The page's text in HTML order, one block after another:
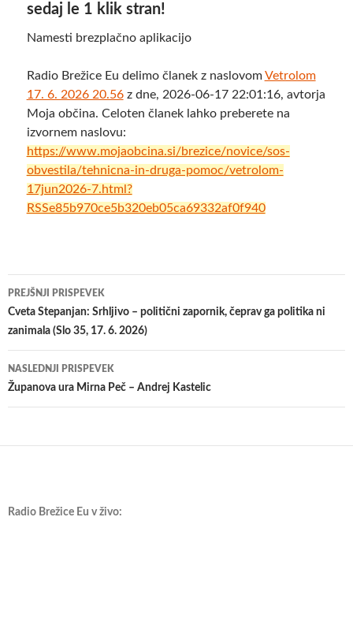
sedaj le 1 klik stran!
Namesti brezplačno aplikacijo
Radio Brežice Eu delimo članek z naslovomVetrolom
17. 6. 2026 20.56z dne, 2026-06-17 22:01:16, avtorja
Moja občina. Celoten članek lahko preberete na
izvornem naslovu:
https://www.mojaobcina.si/brezice/novice/sos-
obvestila/tehnicna-in-druga-pomoc/vetrolom-
17jun2026-7.html?
RSSe85b970ce5b320eb05ca69332af0f940
Krmarjenje
po
prispevkih
PREJŠNJI PRISPEVEK
Cveta Stepanjan: Srhljivo – politični zapornik, čeprav ga politika ni
zanimala (Slo 35, 17. 6. 2026)
NASLEDNJI PRISPEVEK
Županova ura Mirna Peč – Andrej Kastelic
Radio Brežice Eu v živo: